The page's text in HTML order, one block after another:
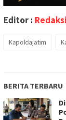
Editor : Redaksi
Kapoldajatim
BERITA TERBARU